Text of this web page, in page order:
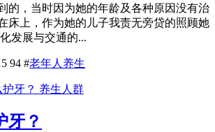
的，当时因为她的年龄及各种原因没有治
床上，作为她的儿子我责无旁贷的照顾她
发展与交通的...
94 #老年人养生
养生人群
牙？